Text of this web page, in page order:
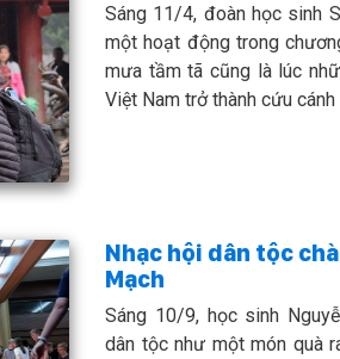
Sáng 11/4, đoàn học sinh
một hoạt động trong
mưa tầm tã cũng là lúc
Việt Nam trở thành cứu
Nhạc hội dân tộc
Mạch
Sáng 10/9, học sinh
dân tộc như một món quà